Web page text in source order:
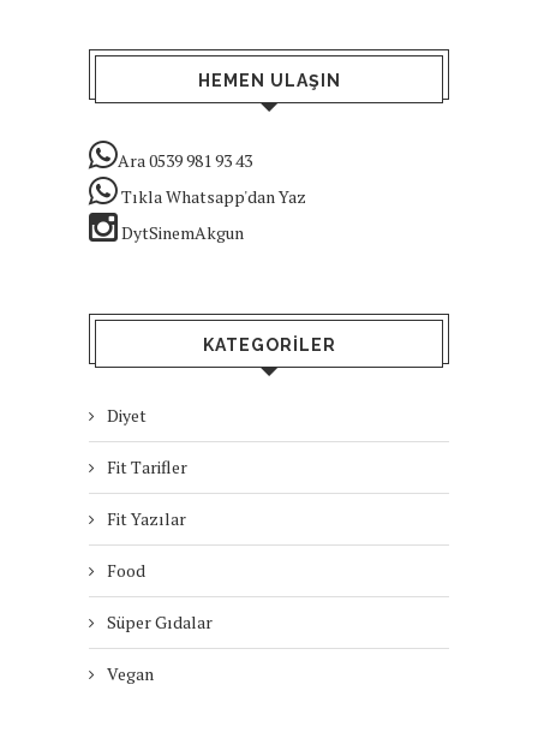
HEMEN ULAŞIN
Ara 0539 981 93 43
Tıkla Whatsapp'dan Yaz
DytSinemAkgun
KATEGORILER
Diyet
Fit Tarifler
Fit Yazılar
Food
Süper Gıdalar
Vegan